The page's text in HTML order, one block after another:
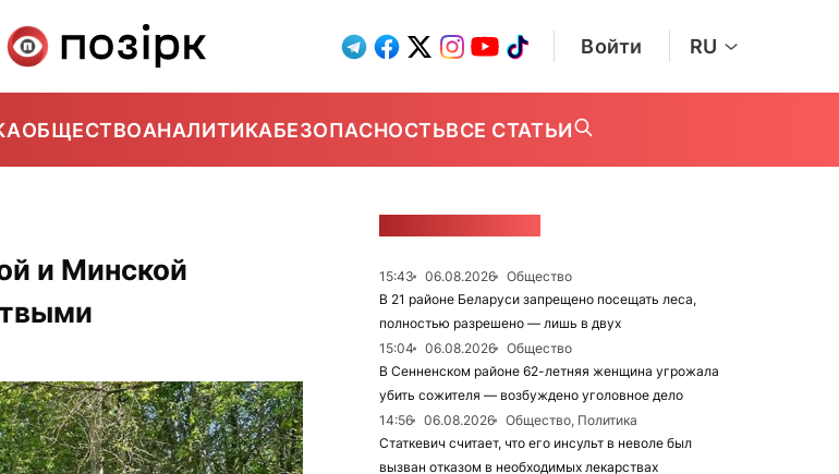
Войти RU
ОБЩЕСТВОАНАЛИТИКАБЕЗОПАСНОСТЬВСЕ СТАТЬИ
и Минской
15:43 06.08.2026
Общество
В 21 районе Беларуси запрещено посещать леса,
полностью разрешено — лишь в двух
15:04
06.08.2026
Общество
В Сенненском районе 62-летняя женщина угрожала
убить сожителя — возбуждено уголовное дело
14:56
06.08.2026
Общество, Политика
Статкевич считает, что его инсульт в неволе был
вызван отказом в необходимых лекарствах